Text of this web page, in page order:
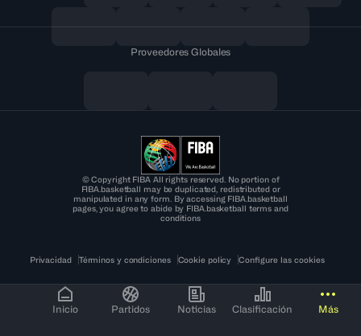
Inicio Partidos Noticias Clasificación Más
Proveedores Globales
© Copyright FIBA All rights reserved. No portion of
FIBA.basketball may be duplicated, redistributed or
manipulated in any form. By accessing FIBA.basketball
pages, you agree to abide by FIBA.basketball terms and
conditions
Privacidad Términos y condiciones Cookie policy Configure las cookies